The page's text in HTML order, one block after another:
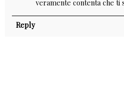
veramente contenta che ti
Reply